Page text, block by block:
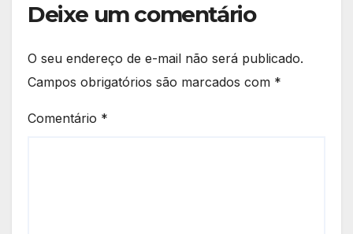
Deixe um comentário
O seu endereço de e-mail não será publicado.
Campos obrigatórios são marcados com *
Comentário *